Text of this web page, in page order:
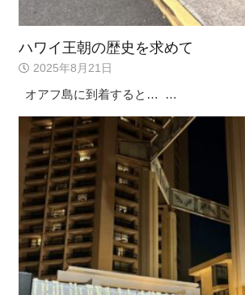
ハワイ王朝の歴史を求めて
2025年8月21日
オアフ島に到着すると… …